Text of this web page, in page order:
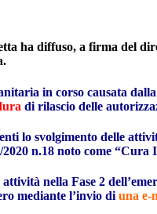
ha diffuso, a firma del
in corso causata
di rilascio delle
lo svolgimento delle
n.18 noto come
nella Fase 2
mediante l’invio di una e-